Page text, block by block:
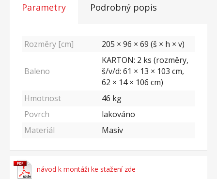
Parametry Podrobný popis
Rozměry [cm] 205 × 96 × 69 (š × h × v)
Baleno
KARTON: 2 ks (rozměry,
š/v/d: 61 × 13 × 103 cm,
62 × 14 × 106 cm)
Hmotnost
46 kg
Povrch
lakováno
Materiál
Masiv
návod k montáži ke stažení zde